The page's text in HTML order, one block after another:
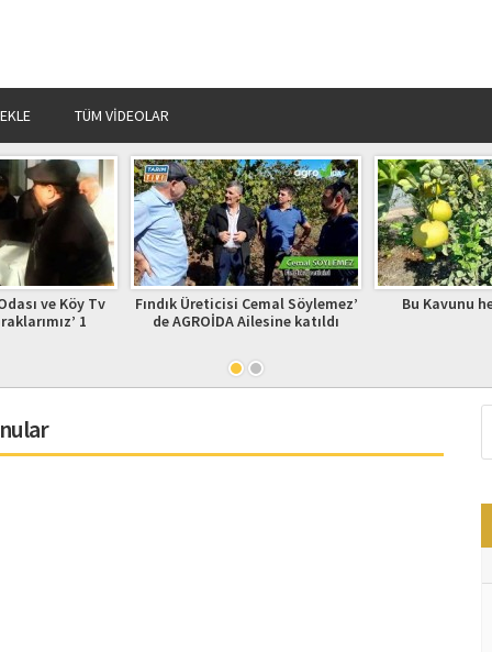
TÜM VIDEOLAR
Cemal Söylemez’
Ailesine katıldı
Bu Kavunu her derde deva BUĞDAY